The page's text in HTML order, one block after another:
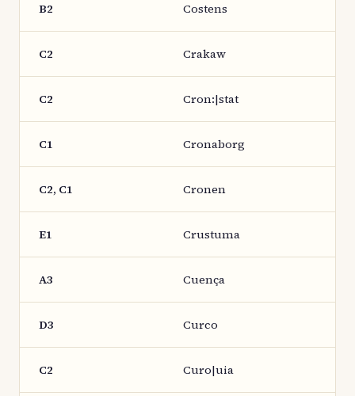
B2 Costens
C2 Crakaw
C2 Cron:|stat
C1 Cronaborg
C2, C1 Cronen
E1 Crustuma
A3 Cuença
D3 Curco
C2 Curo|uia